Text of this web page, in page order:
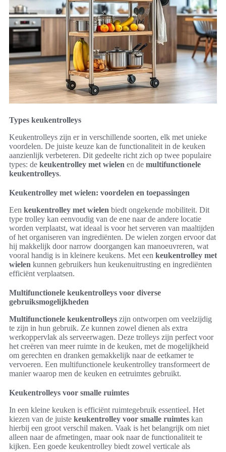
Types keukentrolleys
Keukentrolleys zijn er in verschillende soorten, elk met unieke
voordelen. De juiste keuze kan de functionaliteit in de keuken
aanzienlijk verbeteren. Dit gedeelte richt zich op twee populaire
types: de keukentrolley met wielen en de multifunctionele
keukentrolleys.
Keukentrolley met wielen: voordelen en toepassingen
Een keukentrolley met wielen biedt ongekende mobiliteit. Dit
type trolley kan eenvoudig van de ene naar de andere locatie
worden verplaatst, wat ideaal is voor het serveren van maaltijden
of het organiseren van ingrediënten. De wielen zorgen ervoor dat
hij makkelijk door narrow doorgangen kan manoeuvreren, wat
vooral handig is in kleinere keukens. Met een keukentrolley met
wielen kunnen gebruikers hun keukenuitrusting en ingrediënten
efficiënt verplaatsen.
Multifunctionele keukentrolleys voor diverse
gebruiksmogelijkheden
Multifunctionele keukentrolleys zijn ontworpen om veelzijdig
te zijn in hun gebruik. Ze kunnen zowel dienen als extra
werkoppervlak als serveerwagen. Deze trolleys zijn perfect voor
het creëren van meer ruimte in de keuken, met de mogelijkheid
om gerechten en dranken gemakkelijk naar de eetkamer te
vervoeren. Een multifunctionele keukentrolley transformeert de
manier waarop men de keuken en eetruimtes gebruikt.
Keukentrolleys voor smalle ruimtes
In een kleine keuken is efficiënt ruimtegebruik essentieel. Het
kiezen van de juiste keukentrolley voor smalle ruimtes kan
hierbij een groot verschil maken. Vaak is het belangrijk om niet
alleen naar de afmetingen, maar ook naar de functionaliteit te
kijken. Een goede keukentrolley biedt zowel verticale als